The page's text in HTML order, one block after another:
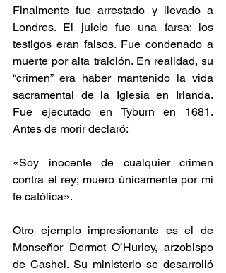
Finalmente fue arrestado y llevado a
Londres. El juicio fue una farsa: los
testigos eran falsos. Fue condenado a
muerte por alta traición. En realidad, su
“crimen” era haber mantenido la vida
sacramental de la Iglesia en Irlanda.
Fue ejecutado en Tyburn en 1681.
Antes de morir declaró:
«Soy inocente de cualquier crimen
contra el rey; muero únicamente por mi
fe católica».
Otro ejemplo impresionante es el de
Monseñor Dermot O’Hurley, arzobispo
de Cashel. Su ministerio se desarrolló